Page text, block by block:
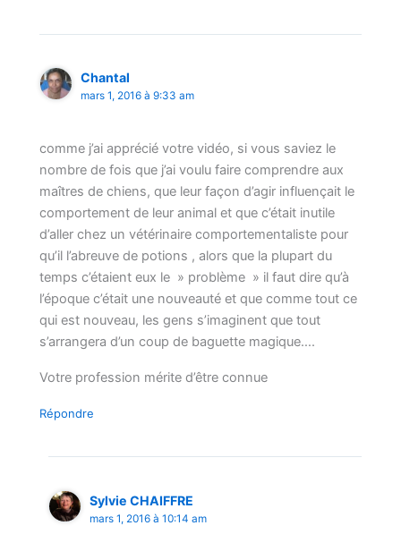
Chantal
mars 1, 2016 à 9:33 am
comme j’ai apprécié votre vidéo, si vous saviez le
nombre de fois que j’ai voulu faire comprendre aux
maîtres de chiens, que leur façon d’agir influençait le
comportement de leur animal et que c’était inutile
d’aller chez un vétérinaire comportementaliste pour
qu’il l’abreuve de potions , alors que la plupart du
temps c’étaient eux le » problème » il faut dire qu’à
l’époque c’était une nouveauté et que comme tout ce
qui est nouveau, les gens s’imaginent que tout
s’arrangera d’un coup de baguette magique….
Votre profession mérite d’être connue
Répondre
Sylvie CHAIFFRE
mars 1, 2016 à 10:14 am